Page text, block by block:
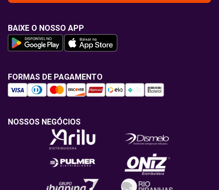
BAIXE O NOSSO APP
FORMAS DE PAGAMENTO
NOSSOS NEGÓCIOS